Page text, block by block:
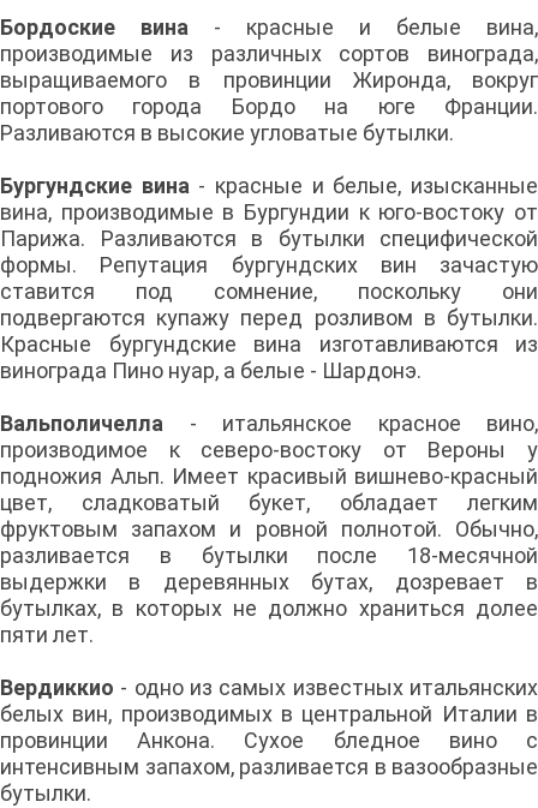
Бордоские вина - красные и белые вина,
производимые из различных сортов винограда,
выращиваемого в провинции Жиронда, вокруг
портового города Бордо на юге Франции.
Разливаются в высокие угловатые бутылки.
Бургундские вина- красные и белые, изысканные
вина, производимые в Бургундии к юго-востоку от
Парижа. Разливаются в бутылки специфической
формы. Репутация бургундских вин зачастую
ставится под сомнение, поскольку они
подвергаются купажу перед розливом в бутылки.
Красные бургундские вина изготавливаются из
винограда Пино нуар, а белые - Шардонэ.
Вальполичелла - итальянское красное вино,
производимое к северо-востоку от Вероны у
подножия Альп. Имеет красивый вишнево-красный
цвет, сладковатый букет, обладает легким
фруктовым запахом и ровной полнотой. Обычно,
разливается в бутылки после 18-месячной
выдержки в деревянных бутах, дозревает в
бутылках, в которых не должно храниться долее
пяти лет.
Вердиккио - одно из самых известных итальянских
белых вин, производимых в центральной Италии в
провинции Анкона. Сухое бледное вино с
интенсивным запахом, разливается в вазообразные
бутылки.